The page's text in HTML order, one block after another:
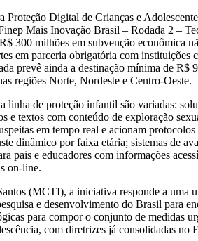
Digital de Crianças e
Mais Inovação Brasil – Rodada 2 –
300 milhões em subvenção econômica
em parceria obrigatória com instituições
prevê ainda a destinação mínima de R$
regiões Norte, Nordeste e Centro-Oeste.
linha de proteção infantil são variadas:
e textos com conteúdo de exploração
em tempo real e acionam
dinâmico por faixa etária; sistemas de
pais e educadores com informações
on-line.
(MCTI), a iniciativa responde a uma
e desenvolvimento do Brasil para
para compor o conjunto de medidas
com diretrizes já consolidadas